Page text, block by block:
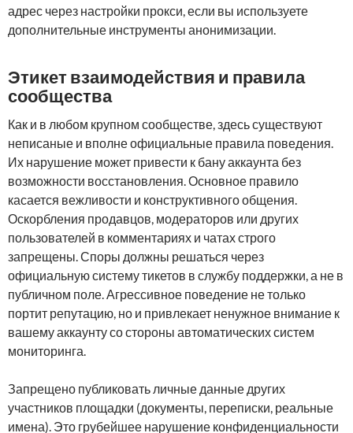
адрес через настройки прокси, если вы используете
дополнительные инструменты анонимизации.
Этикет взаимодействия и правила
сообщества
Как и в любом крупном сообществе, здесь существуют
неписаные и вполне официальные правила поведения.
Их нарушение может привести к бану аккаунта без
возможности восстановления. Основное правило
касается вежливости и конструктивного общения.
Оскорбления продавцов, модераторов или других
пользователей в комментариях и чатах строго
запрещены. Споры должны решаться через
официальную систему тикетов в службу поддержки, а не в
публичном поле. Агрессивное поведение не только
портит репутацию, но и привлекает ненужное внимание к
вашему аккаунту со стороны автоматических систем
мониторинга.
Запрещено публиковать личные данные других
участников площадки (документы, переписки, реальные
имена). Это грубейшее нарушение конфиденциальности